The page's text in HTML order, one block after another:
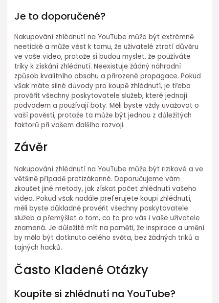
Je to doporučené?
Nakupování zhlédnutí na YouTube může být extrémně
neetické a může vést k tomu, že uživatelé ztratí důvěru
ve vaše video, protože si budou myslet, že používáte
triky k získání zhlédnutí. Neexistuje žádný náhradní
způsob kvalitního obsahu a přirozené propagace. Pokud
však máte silné důvody pro koupě zhlédnutí, je třeba
prověřit všechny poskytovatele služeb, které jednají
podvodem a používají boty. Měli byste vždy uvažovat o
vaší pověsti, protože ta může být jednou z důležitých
faktorů při vašem dalšího rozvoji.
Závěr
Nakupování zhlédnutí na YouTube může být rizikové a ve
většině případě protizákonné. Doporučujeme vám
zkoušet jiné metody, jak získat počet zhlédnutí vašeho
videa. Pokud však nadále preferujete koupi zhlédnutí,
měli byste důkladně prověřit všechny poskytovatele
služeb a přemýšlet o tom, co to pro vás i vaše uživatele
znamená. Je důležité mít na paměti, že inspirace a umění
by mělo být dotknuto celého světa, bez žádných triků a
tajných hacků.
Často Kladené Otázky
Koupíte si zhlédnutí na YouTube?